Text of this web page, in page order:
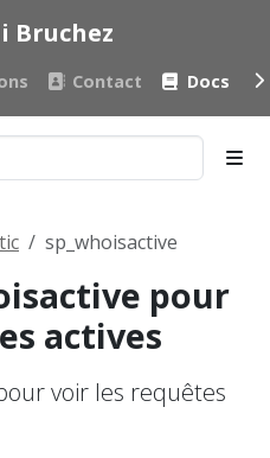
Bruchez
Contact Docs
sp_whoisactive
pour
actives
voir les requêtes